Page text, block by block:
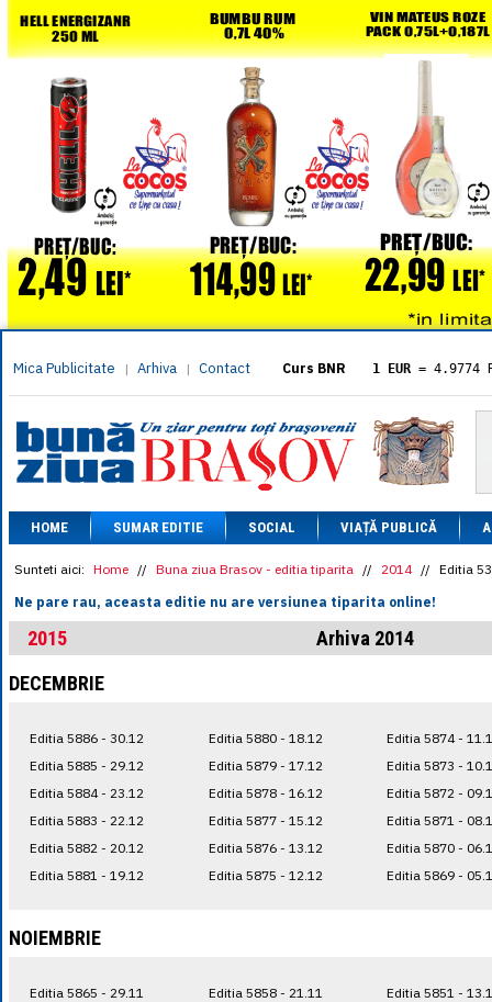
Mica Publicitate | Arhiva | Contact Curs BNR 1 EUR = 4.9774
= 5.8304
1 XAU= 464.4611
1 AED= 1.1933
1 AUD= 2.7957
1 BGN= 2.5449
1 CAD= 3.1559
1 CHF= 5.2813
1 CNY = 0.6015
1 DKK= 0.6668
1 EGP= 0.0860
1 HUF= 1.2223
1 MXN= 0.2227
1 NOK= 0.4191
1 RSD= 0.0425
1 RUB= 0.0530
1 TRY= 0.1141
HOME SUMAR EDITIE SOCIAL VIAȚĂ PUBLICĂ
Sunteti aici: Home // Buna ziua Brasov - editia tiparita // 2014 // Editia
Ne pare rau, aceasta editie nu are versiunea tiparita online!
2015
Arhiva 2014
DECEMBRIE
Editia 5886 - 30.12
Editia 5885 - 29.12
Editia 5884 - 23.12
Editia 5883 - 22.12
Editia 5882 - 20.12
Editia 5881 - 19.12
Editia 5880 - 18.12
Editia 5879 - 17.12
Editia 5878 - 16.12
Editia 5877 - 15.12
Editia 5876 - 13.12
Editia 5875 - 12.12
Editia 5874 -
Editia 5873 -
Editia 5872 -
Editia 5871 -
Editia 5870 -
Editia 5869 -
NOIEMBRIE
Editia 5865 - 29.11
Editia 5858 - 21.11
Editia 5851 -